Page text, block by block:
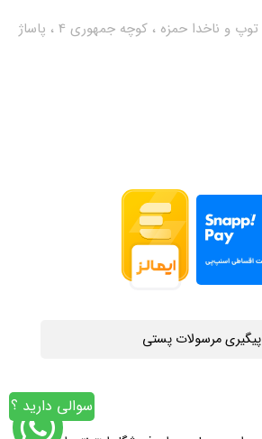
بندر گناوه ، بین چهارراه توپ و ناخدا حمزه ، کوچه جمهوری 4 ، پاساژ
پیگیری مرسولات پستی
سوالی دارید ؟